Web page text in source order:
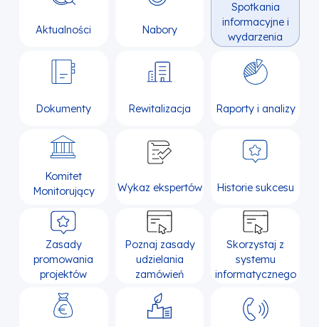
Aktualności Nabory
Spotkania
informacyjne i
wydarzenia
Dokumenty Rewitalizacja Raporty i analizy
Komitet
Monitorujący
Wykaz ekspertów Historie sukcesu
Zasady
promowania
projektów
Poznaj zasady
udzielania
zamówień
Skorzystaj z
systemu
informatycznego